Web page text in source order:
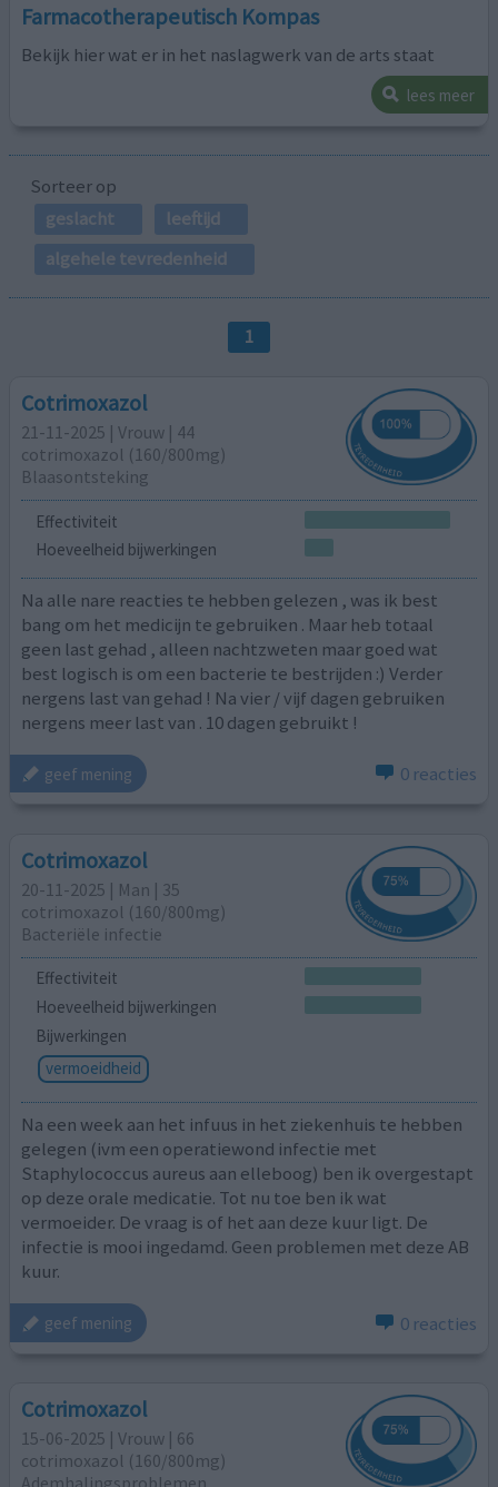
Farmacotherapeutisch Kompas
Bekijk hier wat er in het naslagwerk van de arts staat
lees meer
Sorteer op
geslacht
leeftijd
algehele tevredenheid
1
Cotrimoxazol
21-11-2025 | Vrouw | 44
cotrimoxazol (160/800mg)
Blaasontsteking
Effectiviteit
Hoeveelheid bijwerkingen
Na alle nare reacties te hebben gelezen , was ik best
bang om het medicijn te gebruiken . Maar heb totaal
geen last gehad , alleen nachtzweten maar goed wat
best logisch is om een bacterie te bestrijden :) Verder
nergens last van gehad ! Na vier / vijf dagen gebruiken
nergens meer last van . 10 dagen gebruikt !
geef mening 0 reacties
Cotrimoxazol
20-11-2025 | Man | 35
cotrimoxazol (160/800mg)
Bacteriële infectie
Effectiviteit
Hoeveelheid bijwerkingen
Bijwerkingen
vermoeidheid
Na een week aan het infuus in het ziekenhuis te hebben
gelegen (ivm een operatiewond infectie met
Staphylococcus aureus aan elleboog) ben ik overgestapt
op deze orale medicatie. Tot nu toe ben ik wat
vermoeider. De vraag is of het aan deze kuur ligt. De
infectie is mooi ingedamd. Geen problemen met deze AB
kuur.
geef mening 0 reacties
Cotrimoxazol
15-06-2025 | Vrouw | 66
cotrimoxazol (160/800mg)
Ademhalingsproblemen